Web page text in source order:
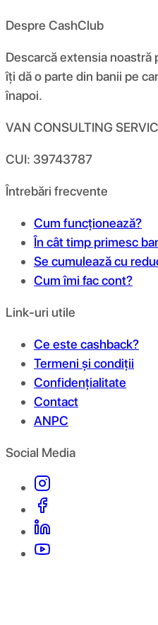
Despre CashClub
Descarcă extensia
îți dă o parte din banii pe
înapoi.
VAN CONSULTING
CUI: 39743787
Întrebări frecvente
Cum funcționează?
În cât timp primesc
Se cumulează cu
Cum îmi fac cont?
Link-uri utile
Ce este cashback?
Termeni și condiții
Confidențialitate
Contact
ANPC
Social Media